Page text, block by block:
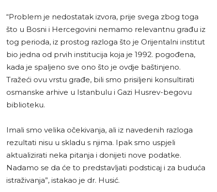
“Problem je nedostatak izvora, prije svega zbog toga
što u Bosni i Hercegovini nemamo relevantnu građu iz
tog perioda, iz prostog razloga što je Orijentalni institut
bio jedna od prvih institucija koja je 1992. pogođena,
kada je spaljeno sve ono što je ovdje baštinjeno.
Tražeći ovu vrstu građe, bili smo prisiljeni konsultirati
osmanske arhive u Istanbulu i Gazi Husrev-begovu
biblioteku.
Imali smo velika očekivanja, ali iz navedenih razloga
rezultati nisu u skladu s njima. Ipak smo uspjeli
aktualizirati neka pitanja i donijeti nove podatke.
Nadamo se da će to predstavljati podsticaj i za buduća
istraživanja”, istakao je dr. Husić.